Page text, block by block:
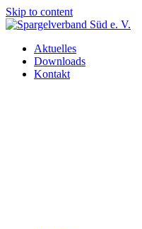
Skip to content
Aktuelles
Downloads
Kontakt